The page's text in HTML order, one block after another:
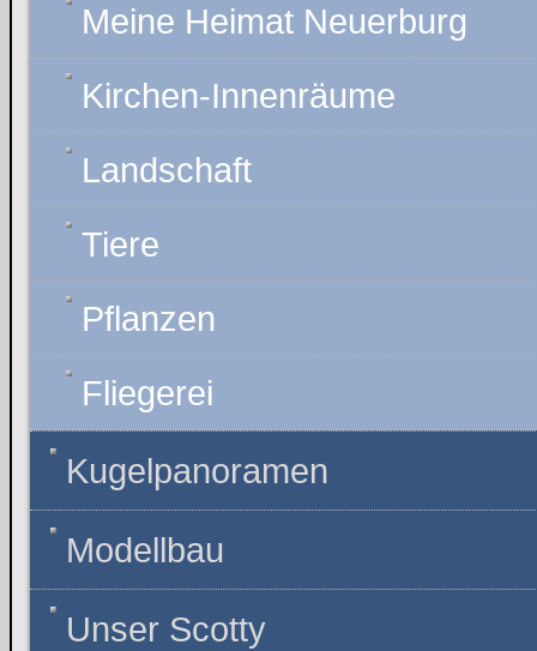
Meine Heimat Neuerburg
Kirchen-Innenräume
Landschaft
Tiere
Pflanzen
Fliegerei
Kugelpanoramen
Modellbau
Unser Scotty